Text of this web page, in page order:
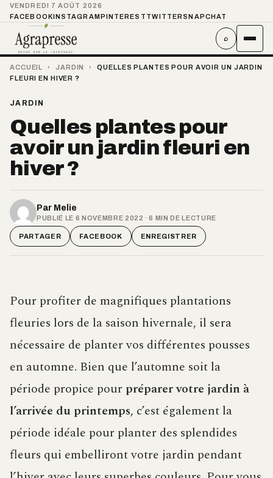
VENDREDI 7 AOÛT 2026
FACEBOOKINSTAGRAMPINTEREST TWITTER SNAPCHAT
⌕
ACCUEIL › JARDIN ›
QUELLES PLANTES POUR AVOIR UN JARDIN
FLEURI EN HIVER ?
JARDIN
Quelles plantes pour
avoir un jardin fleuri en
hiver ?
Par Melie
PUBLIÉ LE 6 NOVEMBRE 2022 · 6 MIN DE LECTURE
PARTAGER FACEBOOK ENREGISTRER
Pour profiter de magnifiques plantations
fleuries lors de la saison hivernale, il sera
nécessaire de planter vos différentes pousses
en automne. Bien que l’automne soit la
période propice pour préparer votre jardin à
l’arrivée du printemps, c’est également la
période idéale pour planter des splendides
fleurs qui embelliront votre jardin pendant